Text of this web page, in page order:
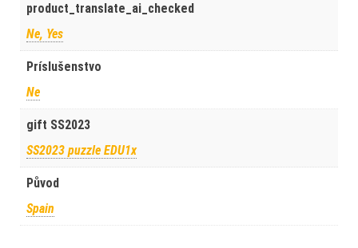
product_translate_ai_checked
Ne, Yes
Príslušenstvo
Ne
gift SS2023
SS2023 puzzle EDU1x
Původ
Spain